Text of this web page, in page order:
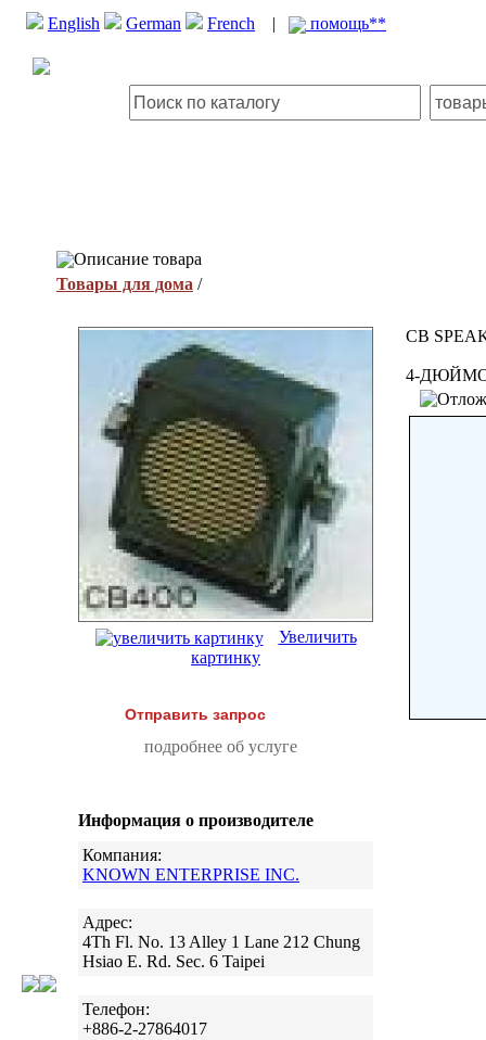
English German French | помощь**
Описание товара
Товары для дома /
Увеличить
картинку
Отправить запрос
подробнее об услуге
Информация о производителе
Компания:
KNOWN ENTERPRISE INC.
Адрес:
4Th Fl. No. 13 Alley 1 Lane 212 Chung
Hsiao E. Rd. Sec. 6 Taipei
Телефон:
+886-2-27864017
CB
4-